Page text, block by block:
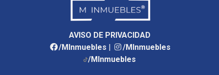
AVISO DE PRIVACIDAD
/MInmuebles |
/MInmuebles
/MInmuebles